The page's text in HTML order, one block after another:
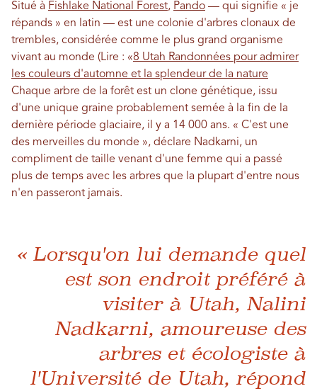
Situé à Fishlake National Forest, Pando — qui signifie « je
répands » en latin — est une colonie d'arbres clonaux de
trembles, considérée comme le plus grand organisme
vivant au monde (Lire : «8 Utah Randonnées pour admirer
les couleurs d'automne et la splendeur de la nature
Chaque arbre de la forêt est un clone génétique, issu
d'une unique graine probablement semée à la fin de la
dernière période glaciaire, il y a 14 000 ans. « C'est une
des merveilles du monde », déclare Nadkarni, un
compliment de taille venant d'une femme qui a passé
plus de temps avec les arbres que la plupart d'entre nous
n'en passeront jamais.
« Lorsqu'on lui demande quel
est son endroit préféré à
visiter à Utah, Nalini
Nadkarni, amoureuse des
arbres et écologiste à
l'Université de Utah, répond